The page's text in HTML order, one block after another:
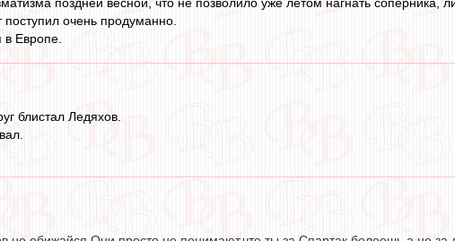
очень продуманно.
Европе.
блистал Ледяхов.